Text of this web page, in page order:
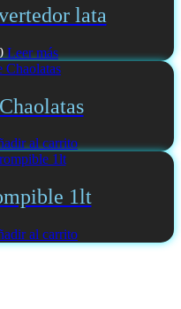
lata
Leer más
al carrito
1lt
al carrito